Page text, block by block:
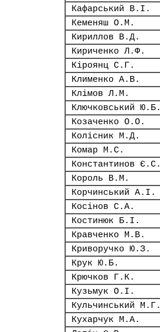
Кафарський В.І.
Кеменяш О.М.
Кириллов В.Д.
Кириченко Л.Ф.
Кіроянц С.Г.
Клименко А.В.
Клімов Л.М.
Ключковський Ю.Б.
Козаченко О.О.
Колісник М.Д.
Комар М.С.
Константинов Є.С.
Король В.М.
Корчинський А.І.
Косінов С.А.
Костинюк Б.І.
Кравченко М.В.
Криворучко Ю.З.
Крук Ю.Б.
Крючков Г.К.
Кузьмук О.І.
Кульчинський М.Г.
Кухарчук М.А.